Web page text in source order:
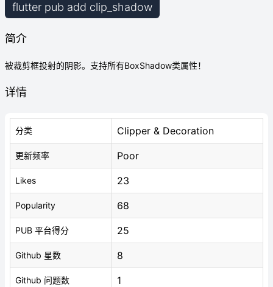
flutter pub add clip_shadow
简介
被裁剪框投射的阴影。支持所有BoxShadow类属性！
详情
分类 Clipper & Decoration
更新频率 Poor
Likes 23
Popularity 68
PUB 平台得分 25
Github 星数 8
Github 问题数 1